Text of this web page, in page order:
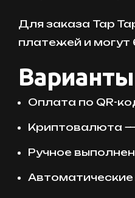
Для заказа Tap
платежей и могут
Оплата по QR-
Криптовалюта —
Ручное